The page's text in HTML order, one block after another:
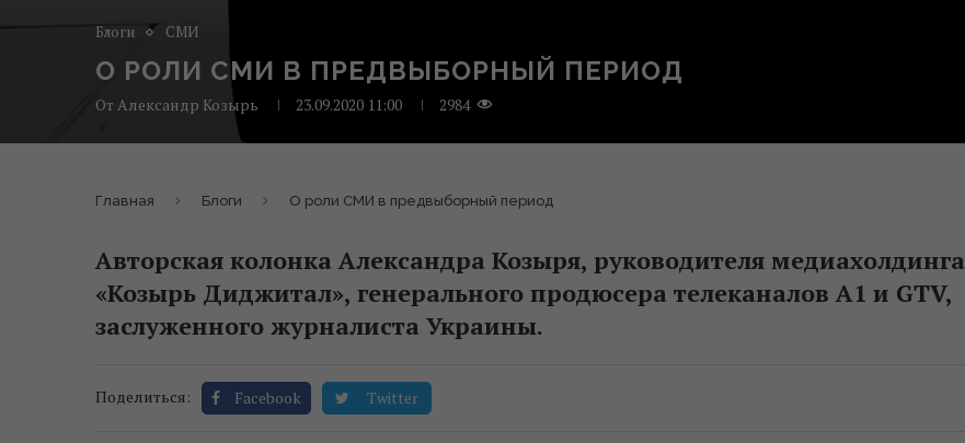
Блоги СМИ
О РОЛИ СМИ В ПРЕДВЫБОРНЫЙ ПЕРИОД
От Александр Козырь 23.09.2020 11:00 2984
Главная Блоги О роли СМИ в предвыборный период
Авторская колонка Александра Козыря, руководителя медиахолдинга
«Козырь Диджитал», генерального продюсера телеканалов А1 и GTV,
заслуженного журналиста Украины.
Поделиться: Facebook Twitter